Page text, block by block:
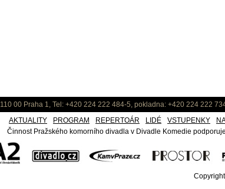
00 Praha 1, Tel: +420 224 222 484-5, pokladna: +420 224 222
AKTUALITY
PROGRAM REPERTOÁR LIDÉ VSTUPENKY
Činnost Pražského komorního divadla v Divadle Komedie